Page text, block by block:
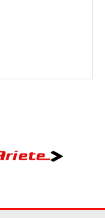
Pueden ser
en otros sitios.
_evPromt